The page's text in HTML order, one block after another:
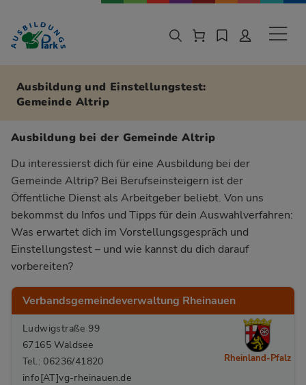
Zur Navigation springen
Zu den Hauptinhalten springen
Ausbildung und Einstellungstest:
Gemeinde Altrip
Ausbildung bei der Gemeinde Altrip
Du interessierst dich für eine Ausbildung bei der
Gemeinde Altrip? Bei Berufseinsteigern ist der
Öffentliche Dienst als Arbeitgeber beliebt. Von uns
bekommst du Infos und Tipps für dein Auswahlverfahren:
Was erwartet dich im Vorstellungsgespräch und
Einstellungstest – und wie kannst du dich darauf
vorbereiten?
Verbandsgemeindeverwaltung Rheinauen
Ludwigstraße 99
67165 Waldsee
Tel.: 06236/41820
info[AT]vg-rheinauen.de
Rheinland-Pfalz